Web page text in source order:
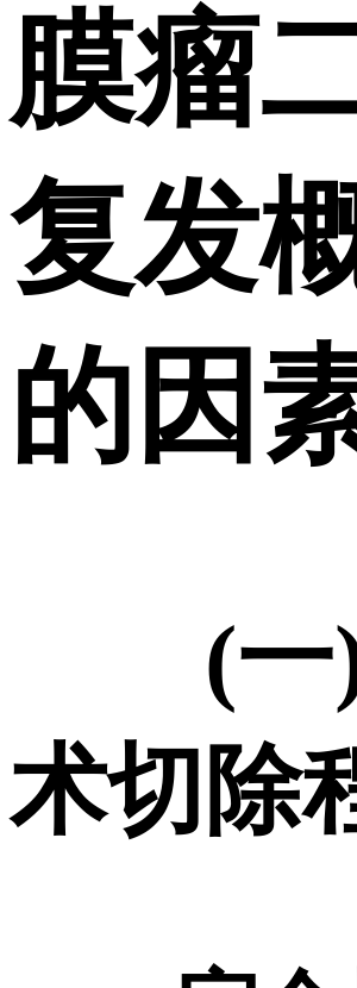
膜瘤
复发
的因
(一)
术切除